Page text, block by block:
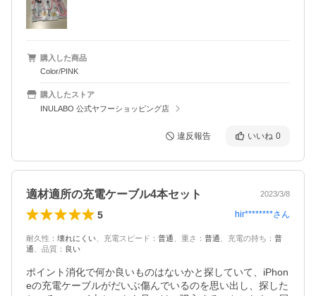
購入した商品
Color/PINK
購入したストア
INULABO 公式ヤフーショッピング店
違反報告 いいね 0
適材適所の充電ケーブル4本セット 2023/3/8
5 hir********さん
耐久性 ： 壊れにくい 充電スピード ： 普通 重さ ： 普通 充電の持ち ： 普
通
品質 ： 良い
ポイント消化で何か良いものはないかと探していて、iPhon
eの充電ケーブルがだいぶ傷んでいるのを思い出し、探した